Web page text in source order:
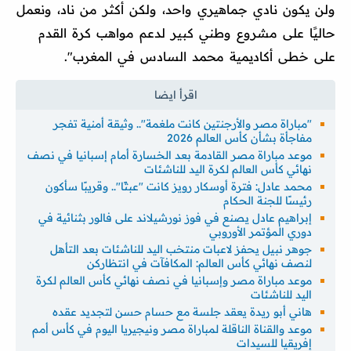
ولن يكون نادي جماهيري واحد، ولكن أكثر من ناد، ونعمل
حاليًا على مشروع وطني كبير لدعم مواهب كرة القدم
على خطى أكاديمية محمد السادس في المغرب".
"مباراة مصر والأرجنتين كانت ملغمة".. وثيقة أمنية تفجر
مفاجأة بشأن كأس العالم 2026
موعد مباراة مصر القادمة بعد الخسارة أمام إسبانيا في نصف
نهائي كأس العالم لكرة اليد للناشئات
محمد عادل: فترة أوسكار رويز كانت "عبثًا".. وقريبًا سأكون
رئيسًا للجنة الحكام
إبراهيم عادل يصنع في فوز نورشيلاند على فالور بثنائية في
دوري المؤتمر الأوروبي
جوهر نبيل يحفز لاعبات منتخب اليد للناشئات بعد التأهل
لنصف نهائي كأس العالم: المكافآت في انتظاركن
موعد مباراة مصر وإسبانيا في نصف نهائي كأس العالم لكرة
اليد للناشئات
هاني أبو ريدة يعقد جلسة مع حسام حسن لتجديد عقده
موعد والقناة الناقلة لمباراة مصر ونيجيريا اليوم في كأس أمم
إفريقيا للسيدات